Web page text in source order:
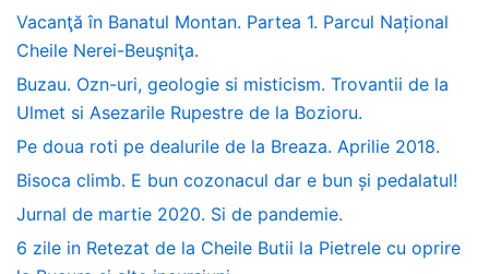
Vacanţă în Banatul Montan. Partea 1. Parcul Național
Cheile Nerei-Beuşniţa.
Buzau. Ozn-uri, geologie si misticism. Trovantii de la
Ulmet si Asezarile Rupestre de la Bozioru.
Pe doua roti pe dealurile de la Breaza. Aprilie 2018.
Bisoca climb. E bun cozonacul dar e bun și pedalatul!
Jurnal de martie 2020. Si de pandemie.
6 zile in Retezat de la Cheile Butii la Pietrele cu oprire